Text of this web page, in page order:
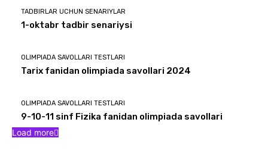
TADBIRLAR UCHUN SENARIYLAR
1-oktabr tadbir senariysi
OLIMPIADA SAVOLLARI TESTLARI
Tarix fanidan olimpiada savollari 2024
OLIMPIADA SAVOLLARI TESTLARI
9-10-11 sinf Fizika fanidan olimpiada savollari
Load more